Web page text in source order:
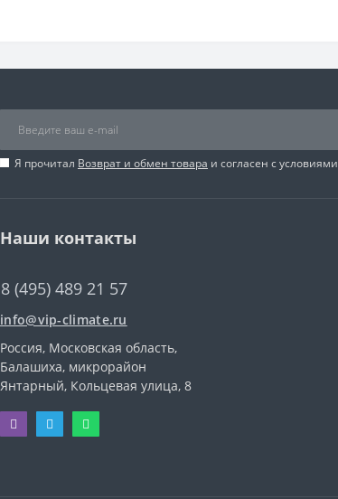
Я прочитал Возврат и обмен товара и согласен с условиями
Наши контакты
8 (495) 489 21 57
info@vip-climate.ru
Россия, Московская область,
Балашиха, микрорайон
Янтарный, Кольцевая улица, 8